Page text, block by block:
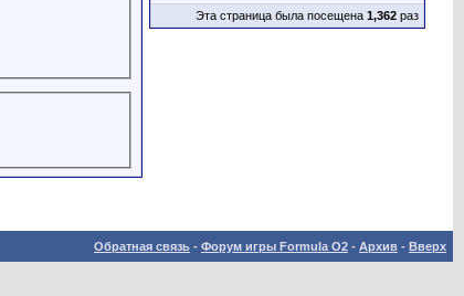
Эта страница была посещена 1,362 раз
Обратная связь - Форум игры Formula O2 - Архив - Вверх